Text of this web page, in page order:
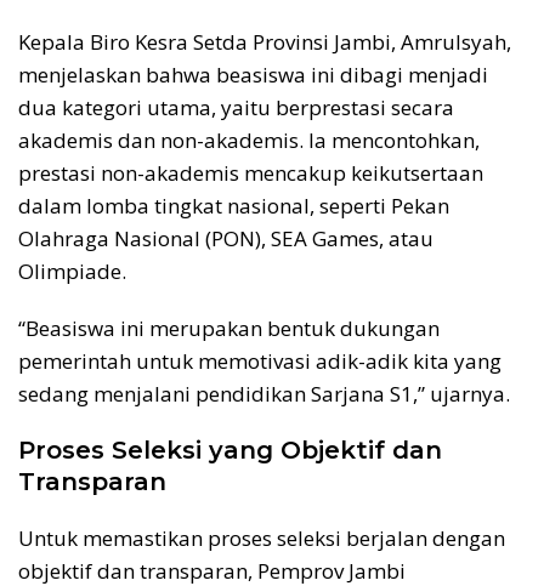
Kepala Biro Kesra Setda Provinsi Jambi, Amrulsyah,
menjelaskan bahwa beasiswa ini dibagi menjadi
dua kategori utama, yaitu berprestasi secara
akademis dan non-akademis. Ia mencontohkan,
prestasi non-akademis mencakup keikutsertaan
dalam lomba tingkat nasional, seperti Pekan
Olahraga Nasional (PON), SEA Games, atau
Olimpiade.
“Beasiswa ini merupakan bentuk dukungan
pemerintah untuk memotivasi adik-adik kita yang
sedang menjalani pendidikan Sarjana S1,” ujarnya.
Proses Seleksi yang Objektif dan
Transparan
Untuk memastikan proses seleksi berjalan dengan
objektif dan transparan, Pemprov Jambi